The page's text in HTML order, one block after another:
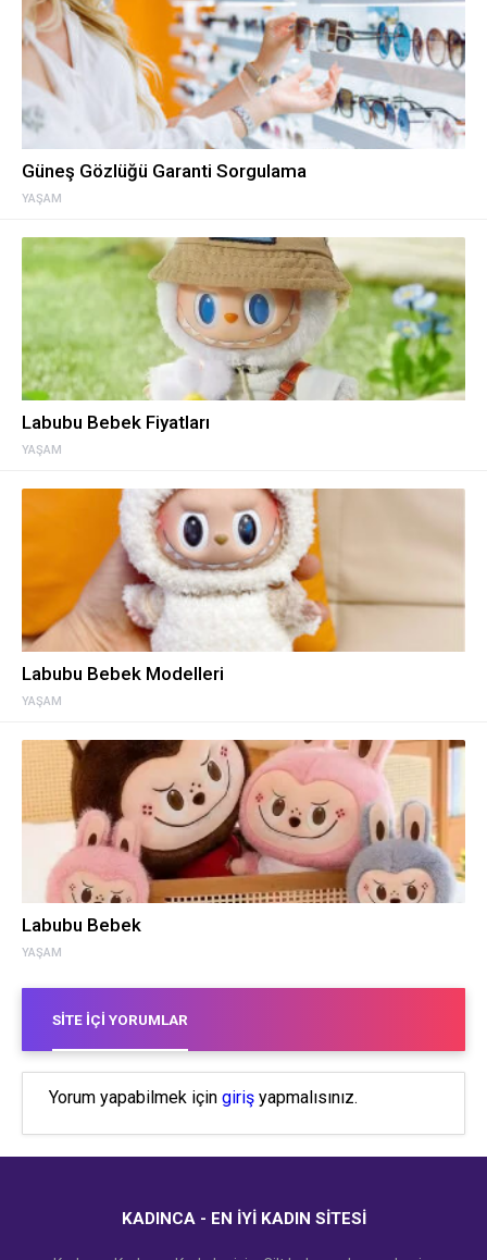
YAŞAM
Güneş Gözlüğü Garanti Sorgulama
YAŞAM
Labubu Bebek Fiyatları
YAŞAM
Labubu Bebek Modelleri
YAŞAM
Labubu Bebek
SITE İÇI YORUMLAR
Yorum yapabilmek için giriş yapmalısınız.
KADINCA - EN İYI KADIN SITESI